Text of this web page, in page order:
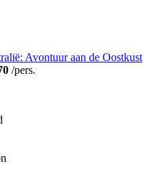
Avontuur aan de Oostkust
/pers.